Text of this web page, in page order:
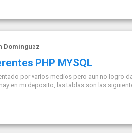
Dominguez
PHP MYSQL
por varios medios pero aun no logro
en mi deposito, las tablas son las